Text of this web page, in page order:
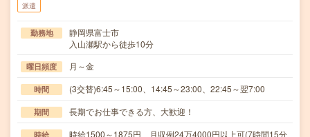
派遣
勤務地
静岡県富士市
入山瀬駅から徒歩10分
曜日頻度 月～金
時間 (3交替)6:45～15:00、14:45～23:00、22:45～翌7:00
期間 長期でお仕事できる方、大歓迎！
時給
時給1500～1875円 月収例24万4000円以上可(7時間15分